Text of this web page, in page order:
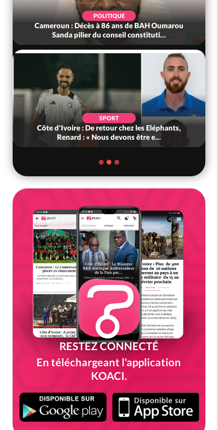
POLITIQUE
Cameroun : Décès à 86 ans de BAH Oumarou
Sanda pilier du conseil constituti...
SPORT
Côte d'Ivoire : De retour chez les Eléphants,
Renard : « Nous devons être e...
RESTEZ CONNECTÉ
En téléchargeant l'application
KOACI.